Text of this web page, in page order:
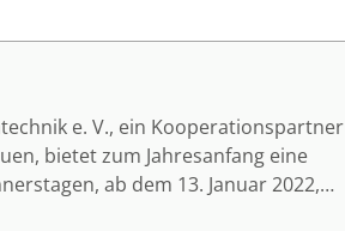
e. V., ein Kooperationspartner
bietet zum Jahresanfang eine
ab dem 13. Januar 2022,